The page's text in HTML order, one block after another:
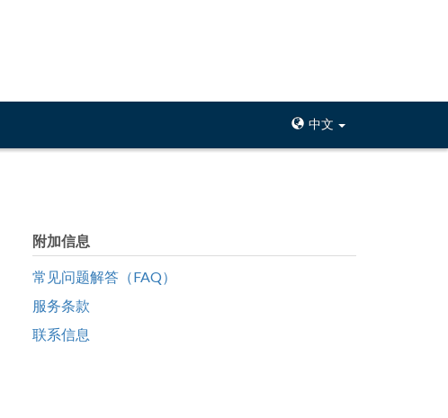
中文
附加信息
常见问题解答（FAQ）
服务条款
联系信息